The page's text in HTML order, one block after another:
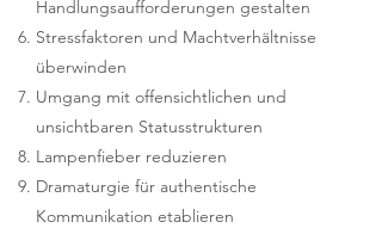
Handlungsaufforderungen gestalten
Stressfaktoren und Machtverhältnisse
überwinden
Umgang mit offensichtlichen und
unsichtbaren Statusstrukturen
Lampenfieber reduzieren
Dramaturgie für authentische
Kommunikation etablieren